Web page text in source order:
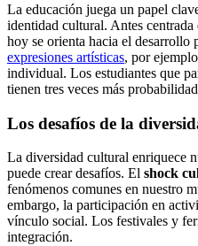
La educación juega un papel
identidad cultural. Antes centrada
hoy se orienta hacia el desarrollo
expresiones artísticas, por
individual. Los estudiantes que
tienen tres veces más
Los desafíos de la
La diversidad cultural enriquece
puede crear desafíos. El shock
fenómenos comunes en nuestro
embargo, la participación en
vínculo social. Los festivales y
integración.